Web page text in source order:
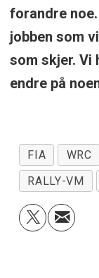
forandre
jobben som
som skjer. Vi
endre på
FIA WRC
RALLY-VM